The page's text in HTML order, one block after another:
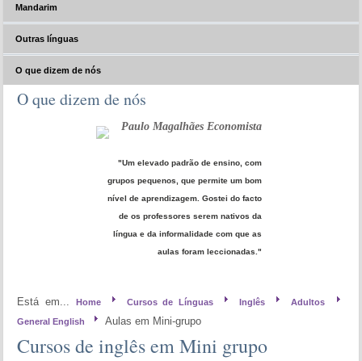
Mandarim
Outras línguas
O que dizem de nós
O que dizem de nós
Paulo Magalhães Economista
"Um elevado padrão de ensino, com
grupos pequenos, que permite um bom
nível de aprendizagem. Gostei do facto
de os professores serem nativos da
língua e da informalidade com que as
aulas foram leccionadas."
Está em... Home Cursos de Línguas Inglês Adultos
General English Aulas em Mini-grupo
Cursos de inglês em Mini grupo